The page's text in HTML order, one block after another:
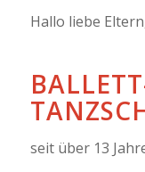
Hallo liebe
seit über 13